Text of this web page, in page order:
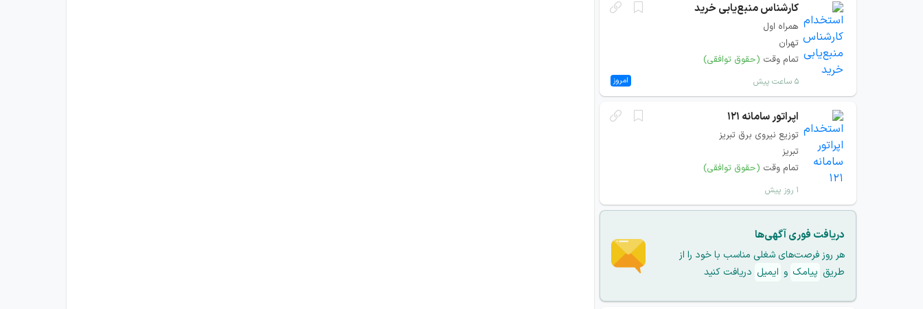
کارشناس منبع‌یابی خرید
همراه اول
تهران
تمام وقت (حقوق توافقی)
۵ ساعت پیش امروز
اپراتور سامانه 121
توزیع نیروی برق تبریز
تبریز
تمام وقت (حقوق توافقی)
۱ روز پیش
دریافت فوری آگهی‌ها
هر روز فرصت‌های شغلی مناسب با خود را از
طریق پیامک و ایمیل دریافت کنید